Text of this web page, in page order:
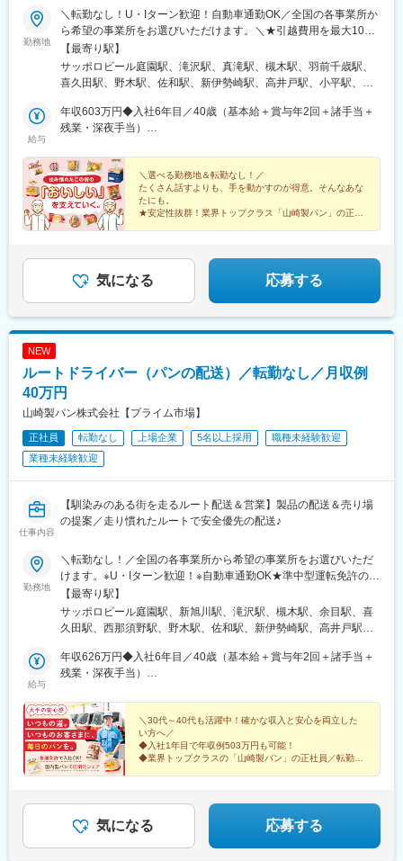
駅(愛知県)、竹村駅、桜井駅(愛知県)、若林駅(愛知県)、南栄駅、
杉山駅、東岡崎駅、富士松駅、木曽川駅、妙興寺駅、尾張一宮
駅、蟹江駅、永和駅、春田駅、上社駅、尾張瀬戸駅、名古屋大学
駅、荒子駅、ささしまライブ駅、八草駅(リニモ)、味美駅(名鉄
線)、中水野駅、竹鼻駅、羽島市役所前駅、美濃青柳駅、関市役所
前駅、関駅(岐阜県)、穂積駅、岐南駅、土岐市駅、桜駅(三重県)、
井田川駅、五十鈴ケ丘駅、斎宮駅、高茶屋駅、桔梗が丘駅、関駅
(三重県)、一身田駅、下深谷駅、川越富洲原駅、相可駅、龍安寺
駅、高井田駅(地下鉄)、光明池駅、今里駅(地下鉄)、八尾南駅、総
駅、鴨島駅、阿波半田駅、勝瑞駅、阿波山川駅、昭和町駅(香川
県)、鬼無駅、円座駅、綾川駅、造田駅、多度津駅、栗熊駅、観音
寺駅(香川県)、八十場駅、伊予三芳駅、川之江駅、東比恵駅、新飯
塚駅、笹原駅、教育大前駅、小波瀬西工大前駅、遠賀野駅、南福
岡駅、筑後吉井駅、池尻駅、中原駅、佐賀駅、日田駅、光岡駅、
笹谷駅、陽東３丁目駅、中央前橋駅、西千葉駅、新千葉駅、下丸
子駅、向原駅(東京都)、笹塚駅、東長崎駅、淡路町駅、競艇場前
駅、京王多摩センター駅、宮ノ前駅、京王八王子駅、東門前駅、
比奈駅、南荒子駅、米野駅、八草駅、味美駅(東海交通線)、高井田
中央駅、長原駅(大阪府)、高槻駅、滝宮駅、雑餉隈駅、南友田駅、
駅、千鳥町駅、東池袋四丁目駅、大手町駅(東京都)、多摩センター
駅、荒川遊園地前駅、鈴木町駅
勤務地
＼転勤なし！U・Iターン歓迎！自動車通勤OK／全国の各事業所か
ら希望の事業所をお選びいただけます。＼★引越費用を最大10万
円まで補助！／「新しい場所で働きたい」という方を応援しま
す！入社に伴う転居が必要な場合は、引越費用を最大10万円まで
会社が補助。新生活のスタートをサポートします！制度の詳細に
【最寄り駅】
サッポロビール庭園駅、滝沢駅、真滝駅、槻木駅、羽前千歳駅、
喜久田駅、野木駅、佐和駅、新伊勢崎駅、高井戸駅、小平駅、新
駅、新座駅、東戸塚駅、鴨居駅、平塚駅、小杉駅、荻川駅、宮内
駅(新潟県)、春江駅、屋代高校前駅、小井川駅、小田井駅、三河安
志駅、伊勢田駅、向島駅、西神中央駅、溝口駅、総社駅、河戸帆
待川駅、嘉川駅、北伊予駅、豊浜駅、鳴門駅、ししぶ駅、東多久
駅、西諫早駅、松橋駅、上本郷駅
給与
年収603万円◆入社6年目／40歳（基本給＋賞与年2回＋諸手当＋
残業・深夜手当）
残業・深夜手当）
＼選べる勤務地＆転勤なし！／
たくさん話すよりも、手を動かすのが得意。そんなあな
たにも。
★安定性抜群！業界トップクラス「山崎製パン」の正社
★未経験歓迎／学歴不問／人物重視の採用！
気になる 応募する
NEW
ルートドライバー（パンの配送）／転勤なし／月収例
40万円
山崎製パン株式会社【プライム市場】
正社員 転勤なし 上場企業 5名以上採用
職種未経験歓迎
業種未経験歓迎
仕事内容
【馴染みのある街を走るルート配送＆営業】製品の配送＆売り場
の提案／走り慣れたルートで安全優先の配送♪
勤務地
＼転勤なし！／全国の各事業所から希望の事業所をお選びいただ
けます。※U・Iターン歓迎！※自動車通勤OK★準中型運転免許の取
得もサポート♪準中型運転免許をお持ちでない方については、実習
期間中に準中型運転免許を取得していただきます。もちろん取得
費用は会社負担！教習所へ通う時間も勤務時間として取り扱いま
たい」という方を応援します！入社に伴う転居が必要な場合は、
引越費用を最大10万円まで会社が補助。新生活のスタートをサポ
【最寄り駅】
サッポロビール庭園駅、新旭川駅、滝沢駅、槻木駅、余目駅、喜
久田駅、西那須野駅、野木駅、佐和駅、新伊勢崎駅、高井戸駅、
東戸塚駅、鴨居駅、平塚駅、荻川駅、直江津駅、宮内駅(新潟県)、
小杉駅、春江駅、敦賀駅、屋代高校前駅、小井川駅、小田井駅、
駅、綾部駅、西神中央駅、溝口駅、ひこね芹川駅、関駅(三重県)、
総社駅、河戸帆待川駅、周布駅、嘉川駅、北伊予駅、豊浜駅、鳴
門駅、ししぶ駅、東多久駅、西諫早駅、鶴崎駅、松橋駅、青井岳
駅
給与
年収626万円◆入社6年目／40歳（基本給＋賞与年2回＋諸手当＋
残業・深夜手当）
残業・深夜手当）
＼30代～40代も活躍中！確かな収入と安心を両立した
い方へ／
◆入社1年目で年収例503万円も可能！
◆業界トップクラスの「山崎製パン」の正社員／転勤な
◆自分の時間も大切にできる
気になる 応募する